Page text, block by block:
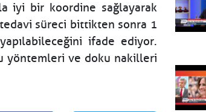
iyi bir koordine sağlayarak
tedavi süreci bittikten sonra 1
ifade ediyor.
yöntemleri ve doku nakilleri